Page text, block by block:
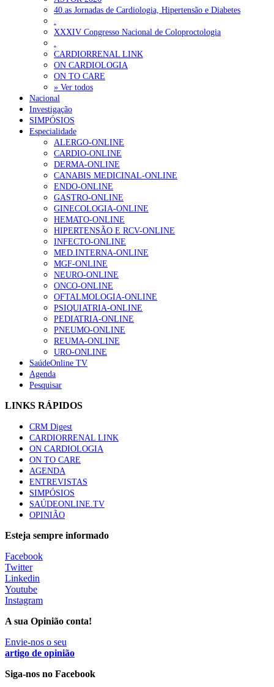
40.as Jornadas de Cardiologia, Hipertensão e Diabetes
.
XXXIV Congresso Nacional de Coloproctologia
.
CARDIORRENAL LINK
ON CARDIOLOGIA
ON TO CARE
» Ver todos
Nacional
Investigação
SIMPÓSIOS
Especialidade
ALERGO-ONLINE
CARDIO-ONLINE
DERMA-ONLINE
CANABIS MEDICINAL-ONLINE
ENDO-ONLINE
GASTRO-ONLINE
GINECOLOGIA-ONLINE
HEMATO-ONLINE
HIPERTENSÃO E RCV-ONLINE
INFECTO-ONLINE
MED.INTERNA-ONLINE
MGF-ONLINE
NEURO-ONLINE
ONCO-ONLINE
OFTALMOLOGIA-ONLINE
PSIQUIATRIA-ONLINE
PEDIATRIA-ONLINE
PNEUMO-ONLINE
REUMA-ONLINE
URO-ONLINE
SaúdeOnline TV
Agenda
Pesquisar
LINKS RÁPIDOS
CRM Digest
CARDIORRENAL LINK
ON CARDIOLOGIA
ON TO CARE
AGENDA
ENTREVISTAS
SIMPÓSIOS
SAÚDEONLINE.TV
OPINIÃO
Esteja sempre informado
Facebook
Twitter
Linkedin
Youtube
Instagram
A sua Opinião conta!
Envie-nos o seu
artigo de opinião
Siga-nos no Facebook